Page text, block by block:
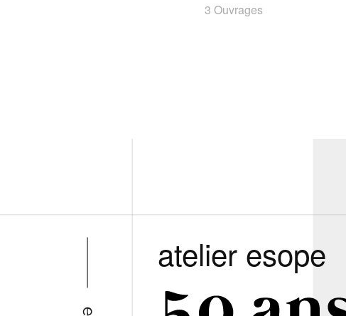
3 Ouvrages
atelier esope